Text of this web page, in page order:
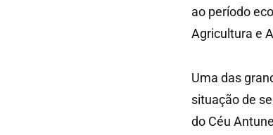
ao período
Agricultura e
Uma das
situação de
do Céu